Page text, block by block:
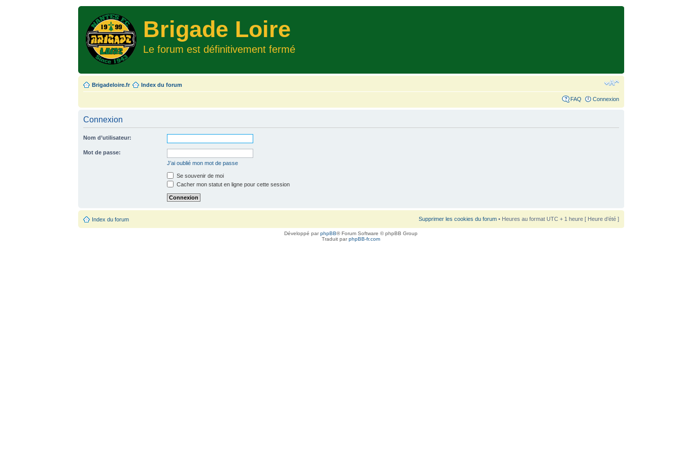
Brigade Loire
Le forum est définitivement fermé
Brigadeloire.fr Index du forum
FAQ Connexion
Connexion
Nom d’utilisateur:
Mot de passe:
J’ai oublié mon mot de passe
Se souvenir de moi
Cacher mon statut en ligne pour cette session
Index du forum Supprimer les cookies du forum• Heures au format UTC + 1 heure [ Heure d’été ]
Développé parphpBB® Forum Software © phpBB Group
Traduit parphpBB-fr.com